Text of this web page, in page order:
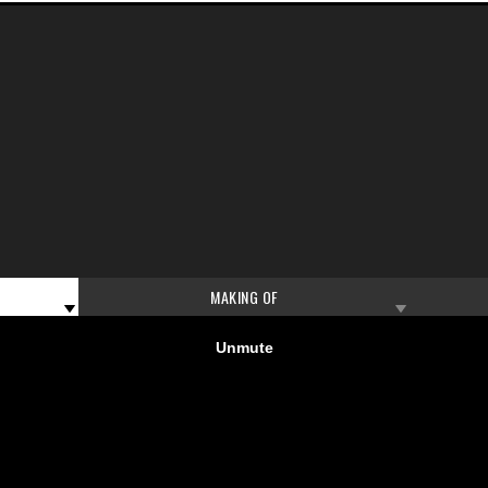
MAKING OF